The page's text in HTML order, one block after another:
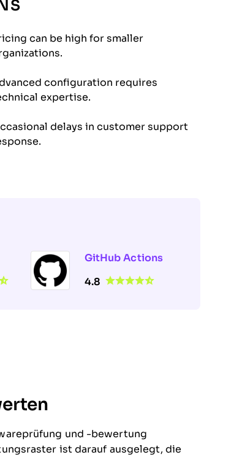
can be high for smaller
configuration requires
expertise.
delays in customer support
GitHub Actions
4.8
und -bewertung
ist darauf ausgelegt, die